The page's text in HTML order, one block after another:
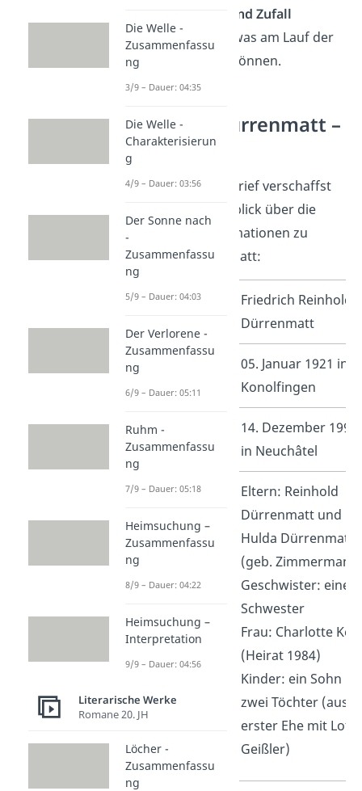
von Chaos und Zufall
regierten Welt
etwas am Lauf der
Dinge ändern zu können.
Friedrich Dürrenmatt –
Steckbrief
Mit diesem Steckbrief verschaffst
du dir einen Überblick über die
wichtigsten Informationen zu
Friedrich Dürrenmatt:
Name
Friedrich Reinhold
Dürrenmatt
Geburt
05. Januar 1921 in
Konolfingen
Tod
14. Dezember 1990
in Neuchâtel
Familie
Eltern: Reinhold
Dürrenmatt und
Hulda Dürrenmatt
(geb.
Geschwister: eine
Schwester
Frau: Charlotte
(Heirat 1984)
Kinder: ein Sohn
zwei Töchter (aus
erster Ehe mit Lotti
Geißler)
Die Welle -
Zusammenfassu
ng
3/9 – Dauer: 04:35
Die Welle -
Charakterisierun
g
4/9 – Dauer: 03:56
Der Sonne nach
-
Zusammenfassu
ng
5/9 – Dauer: 04:03
Der Verlorene -
Zusammenfassu
ng
6/9 – Dauer: 05:11
Ruhm -
Zusammenfassu
ng
7/9 – Dauer: 05:18
Heimsuchung –
Zusammenfassu
ng
8/9 – Dauer: 04:22
Heimsuchung –
Interpretation
9/9 – Dauer: 04:56
Literarische Werke
Romane 20. JH
Löcher -
Zusammenfassu
ng